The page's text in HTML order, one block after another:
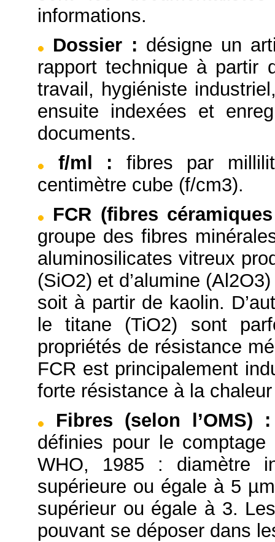
informations.
Dossier : désigne un
rapport technique à partir
travail, hygiéniste
ensuite indexées et
documents.
f/ml :
fibres par
centimètre cube (f/cm3).
FCR (fibres
groupe des fibres
aluminosilicates vitreux
(SiO2) et d’alumine
soit à partir de kaolin.
le titane (TiO2) sont
propriétés de résistance
FCR est principalement
forte résistance à la
Fibres (selon l’OMS) :
définies pour le
WHO, 1985 : diamètre
supérieure ou égale à 5
supérieur ou égale à 3.
pouvant se déposer dans